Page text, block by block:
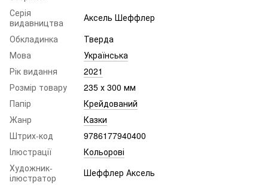
Серія
видавництва
Аксель Шеффлер
Обкладинка
Тверда
Мова
Українська
Рік видання
2021
Розмір товару
235 х 300 мм
Папір
Крейдований
Жанр
Казки
Штрих-код
9786177940400
Ілюстрації
Кольорові
Художник-
ілюстратор
Шеффлер Аксель